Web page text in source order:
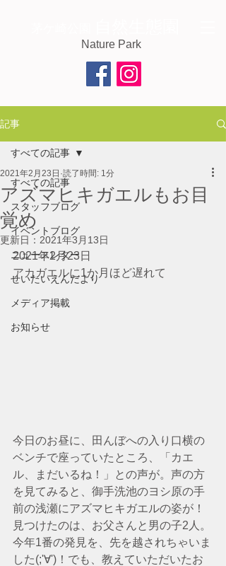
Nature Park
記事
すべての記事
スタッフブログ
イベントブログ
ニュースレター
せいたいえんだより
メディア掲載
お知らせ
すべての記事
アズマヒキガエルもお目
覚め
2021年2月23日 読了時間: 1分
更新日： 2021年3月13日
2021年2月23日
アカガエルに1か月ほど遅れて
今日のお昼に、田んぼへの入り口横の
ベンチで座っていたところ、「カエ
ル、まだいるね！」との声が。声の方
を見てみると、御手洗池のヨシ原の手
前の浅瀬にアズマヒキガエルの姿が！
見つけたのは、お父さんと男の子2人。
今年1番の発見を、先を越されちゃいま
した(;'∀')！でも、教えていただいたお